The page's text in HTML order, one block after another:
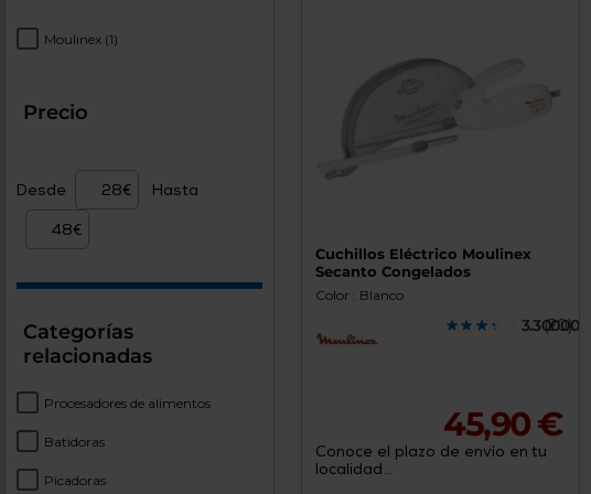
Moulinex (1)
Precio
Desde Hasta
Categorías
relacionadas
Procesadores de alimentos
Batidoras
Picadoras
Cuchillos Eléctrico Moulinex
Secanto Congelados
Color : Blanco
3.3000000
(20)
45,90 €
Conoce el plazo de envío en tu
localidad...